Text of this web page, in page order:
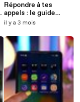
Répondre à tes
appels : le guide
ultime pour des
percutants!
il y a 3 mois